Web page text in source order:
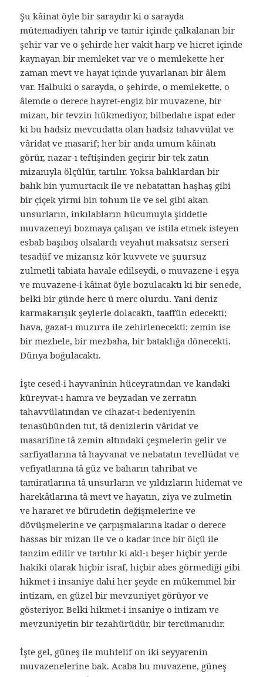
Şu kâinat öyle bir saraydır ki o sarayda
mütemadiyen tahrip ve tamir içinde çalkalanan bir
şehir var ve o şehirde her vakit harp ve hicret içinde
kaynayan bir memleket var ve o memlekette her
zaman mevt ve hayat içinde yuvarlanan bir âlem
var. Halbuki o sarayda, o şehirde, o memlekette, o
âlemde o derece hayret-engiz bir muvazene, bir
mizan, bir tevzin hükmediyor, bilbedahe ispat eder
ki bu hadsiz mevcudatta olan hadsiz tahavvülat ve
vâridat ve masarif; her bir anda umum kâinatı
görür, nazar-ı teftişinden geçirir bir tek zatın
mizanıyla ölçülür, tartılır. Yoksa balıklardan bir
balık bin yumurtacık ile ve nebatattan haşhaş gibi
bir çiçek yirmi bin tohum ile ve sel gibi akan
unsurların, inkılabların hücumuyla şiddetle
muvazeneyi bozmaya çalışan ve istila etmek isteyen
esbab başıboş olsalardı veyahut maksatsız serseri
tesadüf ve mizansız kör kuvvete ve şuursuz
zulmetli tabiata havale edilseydi, o muvazene-i eşya
ve muvazene-i kâinat öyle bozulacaktı ki bir senede,
belki bir günde herc ü merc olurdu. Yani deniz
karmakarışık şeylerle dolacaktı, taaffün edecekti;
hava, gazat-ı muzırra ile zehirlenecekti; zemin ise
bir mezbele, bir mezbaha, bir bataklığa dönecekti.
Dünya boğulacaktı.
İşte cesed-i hayvanînin hüceyratından ve kandaki
küreyvat-ı hamra ve beyzadan ve zerratın
tahavvülatından ve cihazat-ı bedeniyenin
tenasübünden tut, tâ denizlerin vâridat ve
masarifine tâ zemin altındaki çeşmelerin gelir ve
sarfiyatlarına tâ hayvanat ve nebatatın tevellüdat ve
vefiyatlarına tâ güz ve baharın tahribat ve
tamiratlarına tâ unsurların ve yıldızların hidemat ve
harekâtlarına tâ mevt ve hayatın, ziya ve zulmetin
ve hararet ve bürudetin değişmelerine ve
dövüşmelerine ve çarpışmalarına kadar o derece
hassas bir mizan ile ve o kadar ince bir ölçü ile
tanzim edilir ve tartılır ki akl-ı beşer hiçbir yerde
hakiki olarak hiçbir israf, hiçbir abes görmediği gibi
hikmet-i insaniye dahi her şeyde en mükemmel bir
intizam, en güzel bir mevzuniyet görüyor ve
gösteriyor. Belki hikmet-i insaniye o intizam ve
mevzuniyetin bir tezahürüdür, bir tercümanıdır.
İşte gel, güneş ile muhtelif on iki seyyarenin
muvazenelerine bak. Acaba bu muvazene, güneş